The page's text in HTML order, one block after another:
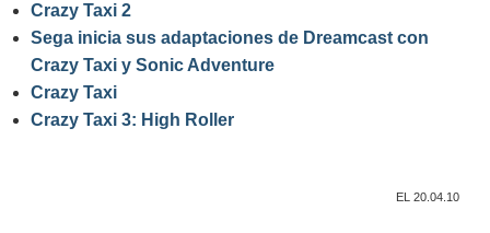
Crazy Taxi 2
Sega inicia sus adaptaciones de Dreamcast con
Crazy Taxi y Sonic Adventure
Crazy Taxi
Crazy Taxi 3: High Roller
EL 20.04.10